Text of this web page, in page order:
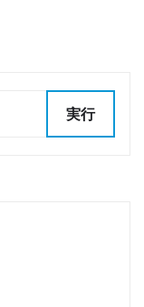
実行